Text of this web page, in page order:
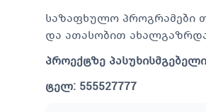
საზაფხულო პროგრამები
და ათასობით
პროექტზე
ტელ: 555527777